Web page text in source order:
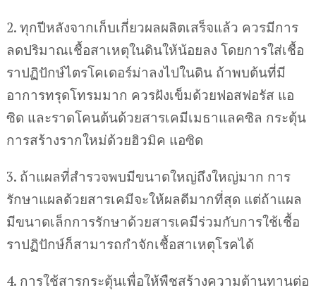
2. ทุกปีหลังจากเก็บเกี่ยวผลผลิตเสร็จแล้ว ควรมีการ
ลดปริมาณเชื้อสาเหตุในดินให้น้อยลง โดยการใส่เชื้อ
ราปฏิปักษ์ไตรโคเดอร์ม่าลงไปในดิน ถ้าพบต้นที่มี
อาการทรุดโทรมมาก ควรฝังเข็มด้วยฟอสฟอรัส แอ
ซิด และราดโคนต้นด้วยสารเคมีเมธาแลคซิล กระตุ้น
การสร้างรากใหม่ด้วยฮิวมิค แอซิด
3. ถ้าแผลที่สำรวจพบมีขนาดใหญ่ถึงใหญ่มาก การ
รักษาแผลด้วยสารเคมีจะให้ผลดีมากที่สุด แต่ถ้าแผล
มีขนาดเล็กการรักษาด้วยสารเคมีร่วมกับการใช้เชื้อ
ราปฏิปักษ์ก็สามารถกำจักเชื้อสาเหตุโรคได้
4. การใช้สารกระตุ้นเพื่อให้พืชสร้างความต้านทานต่อ